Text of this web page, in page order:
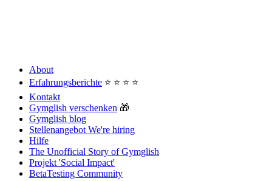
About
Erfahrungsberichte ⭐️ ⭐️ ⭐️ ⭐️
Kontakt
Gymglish verschenken 🎁
Gymglish blog
Stellenangebot We're hiring
Hilfe
The Unofficial Story of Gymglish
Projekt 'Social Impact'
BetaTesting Community